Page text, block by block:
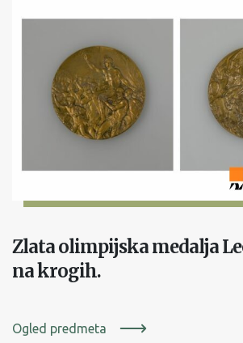
Zlata olimpijska medalja
na krogih.
Ogled predmeta